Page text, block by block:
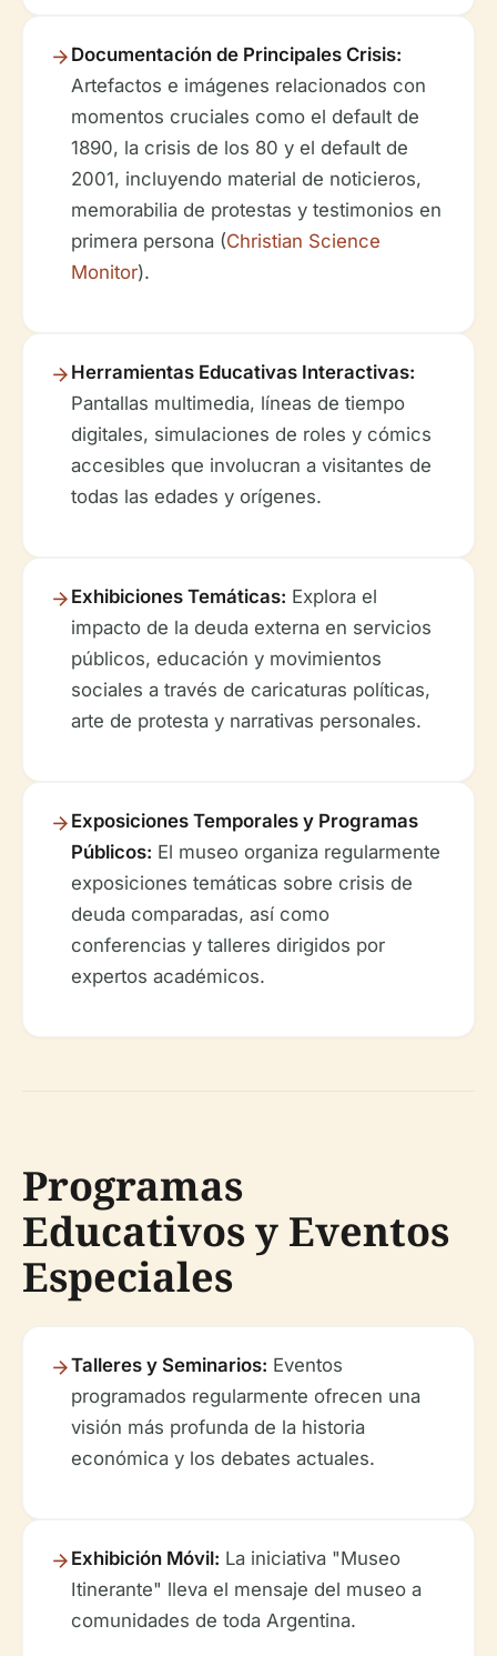
Documentación de Principales Crisis:
Artefactos e imágenes relacionados con
momentos cruciales como el default de
1890, la crisis de los 80 y el default de
2001, incluyendo material de noticieros,
memorabilia de protestas y testimonios en
primera persona (Christian Science
Monitor).
Herramientas Educativas Interactivas:
Pantallas multimedia, líneas de tiempo
digitales, simulaciones de roles y cómics
accesibles que involucran a visitantes de
todas las edades y orígenes.
Exhibiciones Temáticas: Explora el
impacto de la deuda externa en servicios
públicos, educación y movimientos
sociales a través de caricaturas políticas,
arte de protesta y narrativas personales.
Exposiciones Temporales y Programas
Públicos: El museo organiza regularmente
exposiciones temáticas sobre crisis de
deuda comparadas, así como
conferencias y talleres dirigidos por
expertos académicos.
Programas
Educativos y Eventos
Especiales
Talleres y Seminarios: Eventos
programados regularmente ofrecen una
visión más profunda de la historia
económica y los debates actuales.
Exhibición Móvil: La iniciativa "Museo
Itinerante" lleva el mensaje del museo a
comunidades de toda Argentina.